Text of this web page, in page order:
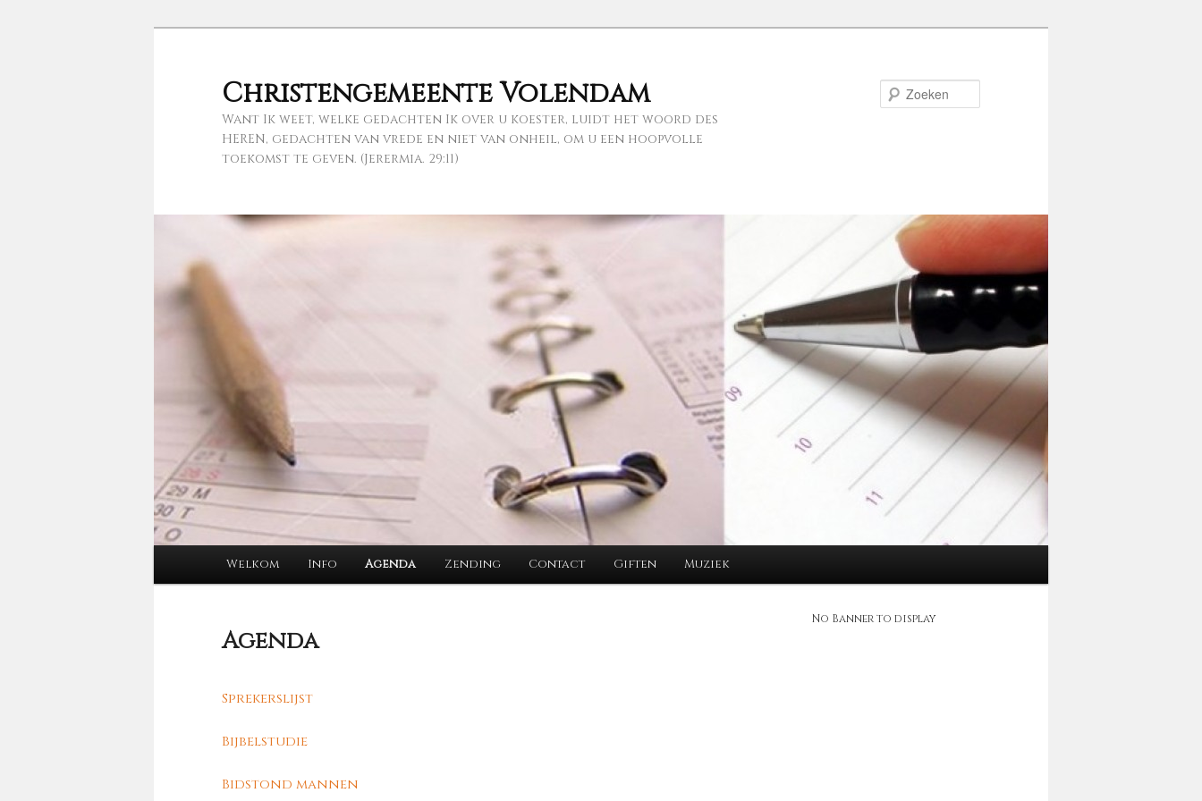
Christengemeente Volendam
Want Ik weet, welke gedachten Ik over u koester, luidt het woord des
HEREN, gedachten van vrede en niet van onheil, om u een hoopvolle
toekomst te geven. (Jerermia. 29:11)
HoofdmenuWelkom Info Agenda Zending Contact Giften Muziek
Agenda
Sprekerslijst
Bijbelstudie
Bidstond mannen
No Banner to display